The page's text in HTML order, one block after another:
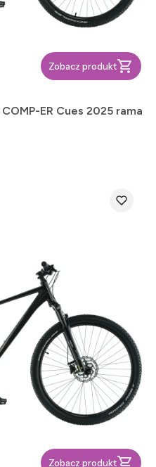
Zobacz produkt
ER Cues 2025 rama
Zobacz produkt